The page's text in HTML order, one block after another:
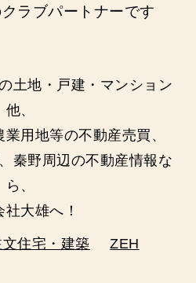
ラブパートナーです
土地・戸建・マンション
他、
用地等の不動産売買、
秦野周辺の不動産情報な
ら、
社大雄へ！
住宅・建築 ZEH